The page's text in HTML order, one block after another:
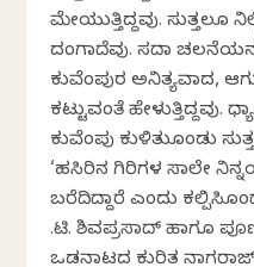
ಮೇಯುತ್ತಿದ್ದವು. ಸುತ್ತಲೂ
ದಂಗಾದೆವು. ಸದಾ
ಕುವೆಂಪುರ ಅನಿತ್ಯವಾದ,
ಕಟ್ಟುವಂತೆ
ಕುವೆಂಪು ಕುಳಿತುಕೊಂಡು
‘ಹಸಿರಿನ ಗಿರಿಗಳ ಸಾಲೇ
ಬರೆದಿದ್ದಾರೆ ಎಂದು
ಕೆ.ಟಿ. ಶಿವಪ್ರಸಾದ್ ಹಾಗೂ
ಒಡನಾಟದ ಕುರಿತ ನಾಗರಾಜ್‌